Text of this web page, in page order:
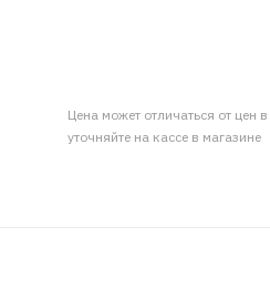
Цена может отличаться от цен
уточняйте на кассе в магазине